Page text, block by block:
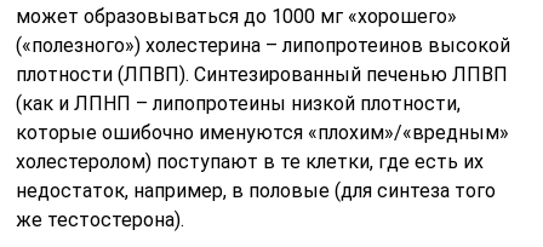
может образовываться до 1000 мг «хорошего»
(«полезного») холестерина – липопротеинов высокой
плотности (ЛПВП). Синтезированный печенью ЛПВП
(как и ЛПНП – липопротеины низкой плотности,
которые ошибочно именуются «плохим»/«вредным»
холестеролом) поступают в те клетки, где есть их
недостаток, например, в половые (для синтеза того
же тестостерона).